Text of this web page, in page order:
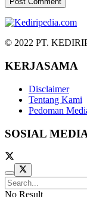
© 2022 PT.
KERJASAMA
Disclaimer
Tentang Kami
Pedoman
SOSIAL
No Result